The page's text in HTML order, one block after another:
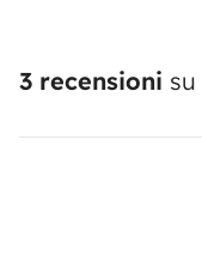
3 recensioni